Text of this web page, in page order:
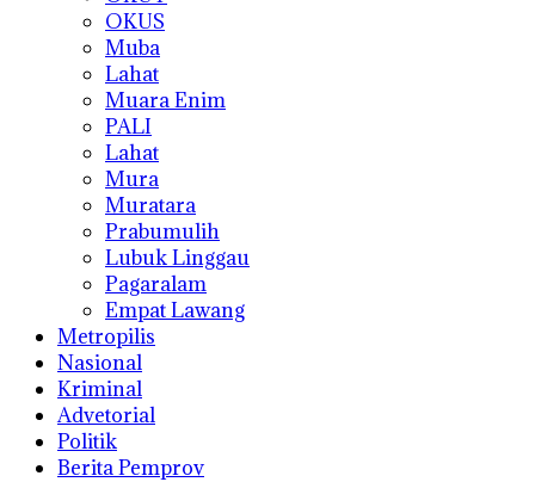
OKUS
Muba
Lahat
Muara Enim
PALI
Lahat
Mura
Muratara
Prabumulih
Lubuk Linggau
Pagaralam
Empat Lawang
Metropilis
Nasional
Kriminal
Advetorial
Politik
Berita Pemprov